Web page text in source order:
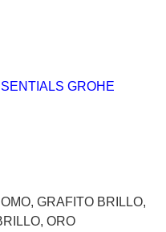
GROHE
GRAFITO BRILLO,
ORO